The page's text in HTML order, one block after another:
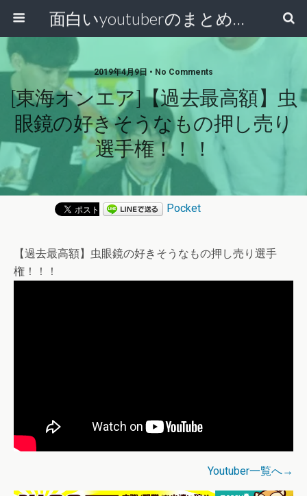
面白いyoutuberのまとめ動画
2019年4月9日 • No Comments
[東海オンエア]【過去最高額】虫
眼鏡の好きそうなもの押し売り
選手権！！！
Pocket
【過去最高額】虫眼鏡の好きそうなもの押し売り選手
権！！！
Youtuber一覧へ→